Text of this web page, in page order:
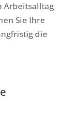
Arbeitsalltag
Sie Ihre
die